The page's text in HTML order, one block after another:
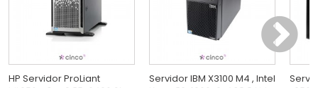
HP Servidor ProLiant
Servidor IBM X3100 M4 , Intel